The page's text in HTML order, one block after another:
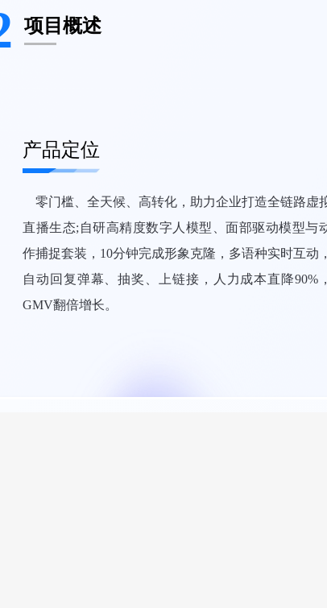
项目概述
产品定位
零门槛、全天候、高转化，助力企业打造全链路虚
直播生态;自研高精度数字人模型、面部驱动模型与
作捕捉套装，10分钟完成形象克隆，多语种实时互动，
自动回复弹幕、抽奖、上链接，人力成本直降90%，
GMV翻倍增长。